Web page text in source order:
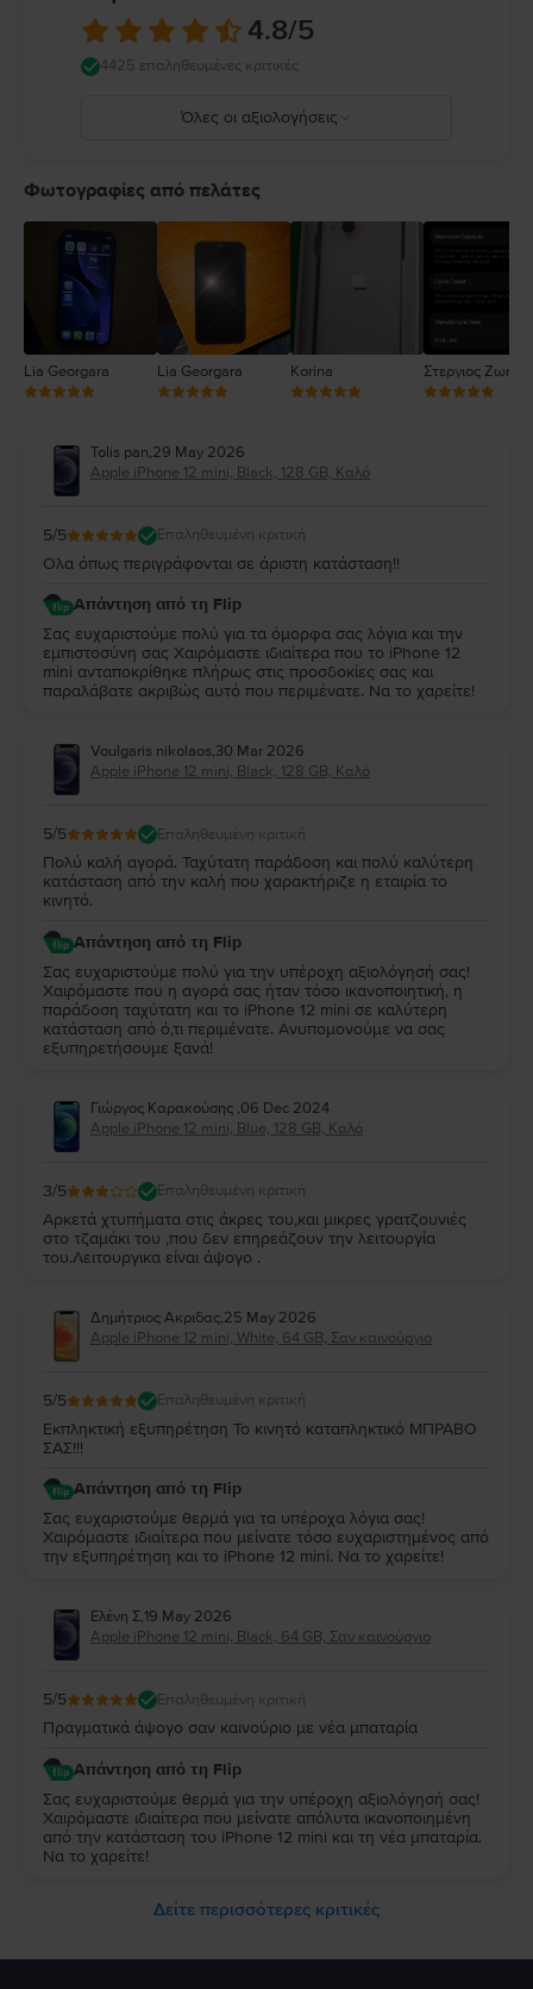
κανόνες που απαγορεύουν ή περιορίζουν τη χρήση κινητών συσκευών ή
ακουστικών. Η χρήση κατεστραμμένων καλωδίων ή προσαρμογέων ή η
φόρτιση παρουσία υγρασίας μπορεί να προκαλέσει πυρκαγιά,
ηλεκτροπληξία, τραυματισμό ή ζημιά στο iPhone ή σε άλλη περιουσία.
ro/guide/iphone/iph301fc905/ios
4.8/5
4425 επαληθευμένες κριτικές
Όλες οι αξιολογήσεις
4
Φωτογραφίες από πελάτες
Lia Georgara Lia Georgara Korina Στεργιος
Tolis pan,29 May 2026
Apple iPhone 12 mini, Black, 128 GB, Καλό
5/5 Επαληθευμένη κριτική
Ολα όπως περιγράφονται σε άριστη κατάσταση!!
Απάντηση από τη Flip
Σας ευχαριστούμε πολύ για τα όμορφα σας λόγια και την
εμπιστοσύνη σας Χαιρόμαστε ιδιαίτερα που το iPhone 12
mini ανταποκρίθηκε πλήρως στις προσδοκίες σας και
παραλάβατε ακριβώς αυτό που περιμένατε. Να το χαρείτε!
Voulgaris nikolaos,30 Mar 2026
Apple iPhone 12 mini, Black, 128 GB, Καλό
5/5 Επαληθευμένη κριτική
Πολύ καλή αγορά. Ταχύτατη παράδοση και πολύ καλύτερη
κατάσταση από την καλή που χαρακτήριζε η εταιρία το
κινητό.
Απάντηση από τη Flip
Σας ευχαριστούμε πολύ για την υπέροχη αξιολόγησή σας!
Χαιρόμαστε που η αγορά σας ήταν τόσο ικανοποιητική, η
παράδοση ταχύτατη και το iPhone 12 mini σε καλύτερη
κατάσταση από ό,τι περιμένατε. Ανυπομονούμε να σας
εξυπηρετήσουμε ξανά!
Γιώργος Καρακούσης ,06 Dec 2024
Apple iPhone 12 mini, Blue, 128 GB, Καλό
3/5 Επαληθευμένη κριτική
Αρκετά χτυπήματα στις άκρες του,και μικρες γρατζουνιές
στο τζαμάκι του ,που δεν επηρεάζουν την λειτουργία
του.Λειτουργικα είναι άψογο .
Δημήτριος Ακριδας,25 May 2026
Apple iPhone 12 mini, White, 64 GB, Σαν καινούργιο
5/5 Επαληθευμένη κριτική
Εκπληκτική εξυπηρέτηση Το κινητό καταπληκτικό ΜΠΡΑΒΟ
ΣΑΣ!!!
Απάντηση από τη Flip
Σας ευχαριστούμε θερμά για τα υπέροχα λόγια σας!
Χαιρόμαστε ιδιαίτερα που μείνατε τόσο ευχαριστημένος από
την εξυπηρέτηση και το iPhone 12 mini. Να το χαρείτε!
Ελένη Σ,19 May 2026
Apple iPhone 12 mini, Black, 64 GB, Σαν καινούργιο
5/5 Επαληθευμένη κριτική
Πραγματικά άψογο σαν καινούριο με νέα μπαταρία
Απάντηση από τη Flip
Σας ευχαριστούμε θερμά για την υπέροχη αξιολόγησή σας!
Χαιρόμαστε ιδιαίτερα που μείνατε απόλυτα ικανοποιημένη
από την κατάσταση του iPhone 12 mini και τη νέα μπαταρία.
Να το χαρείτε!
Δείτε περισσότερες κριτικές